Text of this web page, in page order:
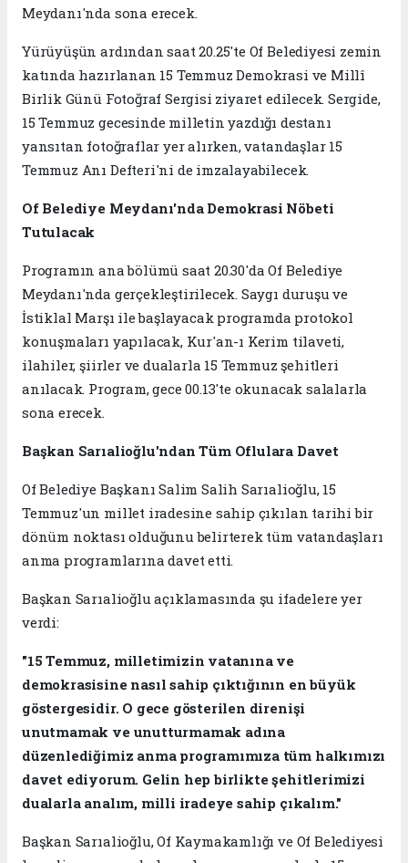
Meydanı'nda sona erecek.
Yürüyüşün ardından saat 20.25'te Of Belediyesi zemin
katında hazırlanan 15 Temmuz Demokrasi ve Millî
Birlik Günü Fotoğraf Sergisi ziyaret edilecek. Sergide,
15 Temmuz gecesinde milletin yazdığı destanı
yansıtan fotoğraflar yer alırken, vatandaşlar 15
Temmuz Anı Defteri'ni de imzalayabilecek.
Of Belediye Meydanı'nda Demokrasi Nöbeti
Tutulacak
Programın ana bölümü saat 20.30'da Of Belediye
Meydanı'nda gerçekleştirilecek. Saygı duruşu ve
İstiklal Marşı ile başlayacak programda protokol
konuşmaları yapılacak, Kur'an-ı Kerim tilaveti,
ilahiler, şiirler ve dualarla 15 Temmuz şehitleri
anılacak. Program, gece 00.13'te okunacak salalarla
sona erecek.
Başkan Sarıalioğlu'ndan Tüm Oflulara Davet
Of Belediye Başkanı Salim Salih Sarıalioğlu, 15
Temmuz'un millet iradesine sahip çıkılan tarihi bir
dönüm noktası olduğunu belirterek tüm vatandaşları
anma programlarına davet etti.
Başkan Sarıalioğlu açıklamasında şu ifadelere yer
verdi:
"15 Temmuz, milletimizin vatanına ve
demokrasisine nasıl sahip çıktığının en büyük
göstergesidir. O gece gösterilen direnişi
unutmamak ve unutturmamak adına
düzenlediğimiz anma programımıza tüm halkımızı
davet ediyorum. Gelin hep birlikte şehitlerimizi
dualarla analım, milli iradeye sahip çıkalım."
Başkan Sarıalioğlu, Of Kaymakamlığı ve Of Belediyesi